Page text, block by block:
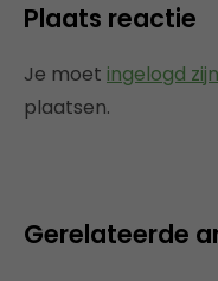
Plaats reactie
Je moet ingelogd
plaatsen.
Gerelateerde